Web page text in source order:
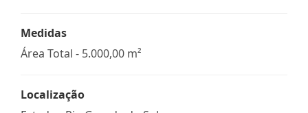
Medidas
Área Total - 5.000,00 m²
Localização